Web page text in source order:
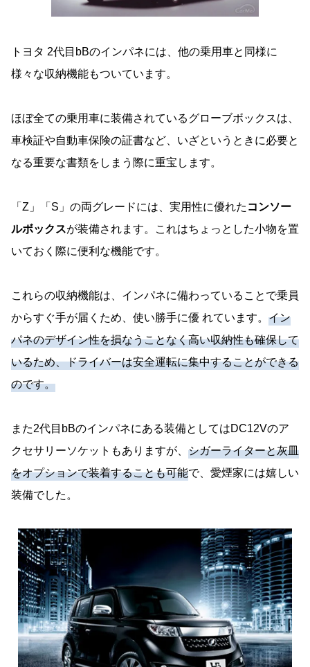
トヨタ 2代目bBのインパネには、他の乗用車と同様に
様々な収納機能もついています。
ほぼ全ての乗用車に装備されているグローブボックスは、
車検証や自動車保険の証書など、いざというときに必要と
なる重要な書類をしまう際に重宝します。
「Z」「S」の両グレードには、実用性に優れた コンソー
ルボックスが装備されます。これはちょっとした小物を置
いておく際に便利な機能です。
これらの収納機能は、インパネに備わっていることで乗員
からすぐ手が届くため、使い勝手に優 れています。 イン
パネのデザイン性を損なうことなく高い収納性も確保して
いるため、ドライバーは安全運転に集中することができる
のです。
また2代目bBのインパネにある装備としてはDC12Vのア
クセサリーソケットもありますが、 シガーライターと灰皿
をオプションで装着することも可能で、愛煙家には嬉しい
装備でした。